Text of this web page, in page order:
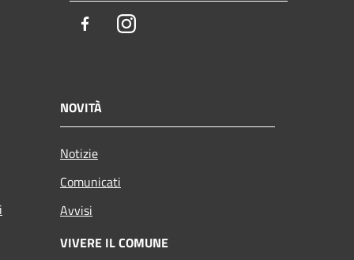
FacebookInstagram
NOVITÀ
Notizie
Comunicati
Avvisi
VIVERE IL COMUNE